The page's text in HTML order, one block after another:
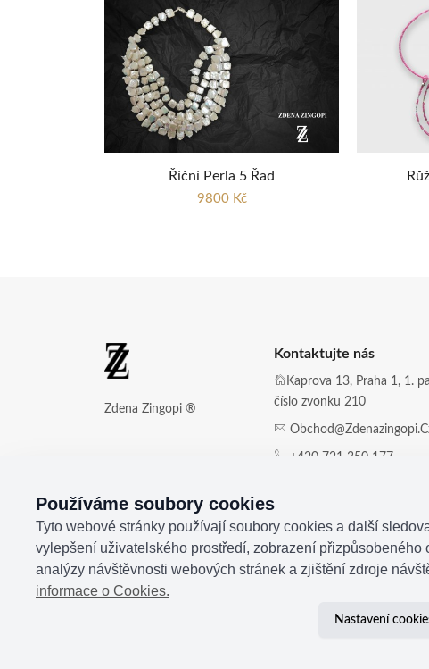
Říční Perla 5 Řad
9800 Kč
Zdena Zingopi ®
Kontaktujte nás
Kaprova 13, Praha 1, 1.
číslo zvonku 210
+420 721 350 177
Používáme soubory cookies
Tyto webové stránky používají soubory cookies a další
vylepšení uživatelského prostředí, zobrazení přizpůsobeného
analýzy návštěvnosti webových stránek a zjištění zdroje
informace o Cookies.
Nastavení